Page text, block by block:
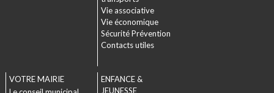
Vie associative
Vie économique
Sécurité Prévention
Contacts utiles
VOTRE MAIRIE
ENFANCE &
JEUNESSE